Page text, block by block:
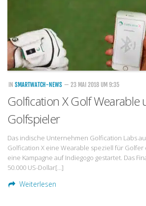
BASE
Smartphonetarife
Datentarife
o2
Smartphonetarife
Prepaid-Tarife
Flatrate-Prepaidtarife
Mobilfunk-Vergleichsrechner
Mobilfunk-Tarifrechner
IN SMARTWATCH-NEWS — 23 MAI 2018 UM 9:35
Golfication X Golf Wearable
Golfspieler
Das indische Unternehmen Golfication Labs
Golfication X eine Wearable speziell für
eine Kampagne auf Indiegogo gestartet. Das
50.000 US-Dollar[…]
Weiterlesen